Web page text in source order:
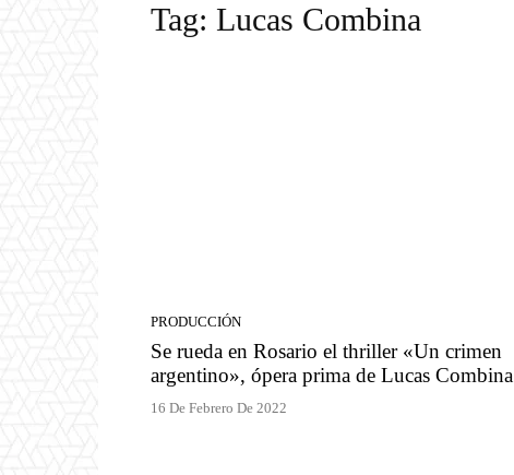
Tag: Lucas Combina
PRODUCCIÓN
Se rueda en Rosario el thriller «Un crimen
argentino», ópera prima de Lucas Combina
16 De Febrero De 2022